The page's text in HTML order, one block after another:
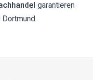
garantieren